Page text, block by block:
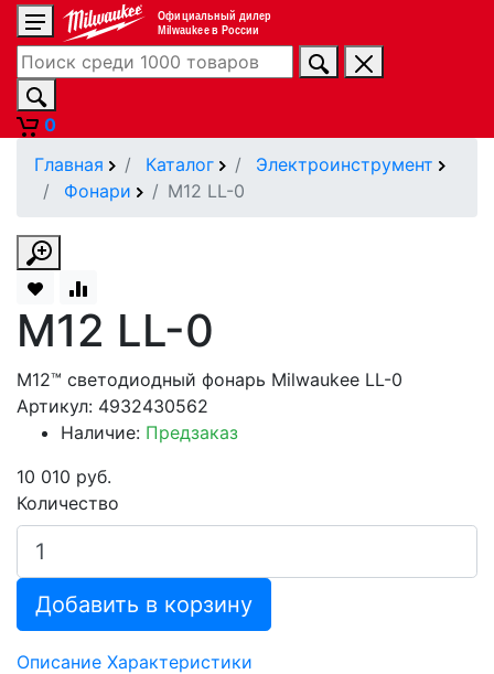
Официальный дилер
Milwaukee в России
0
Главная
Каталог
Электроинструмент
Фонари
M12 LL-0
M12 LL-0
М12™ светодиодный фонарь Milwaukee LL-0
Артикул: 4932430562
Наличие: Предзаказ
10 010 руб.
Количество
Добавить в корзину
Описание Характеристики